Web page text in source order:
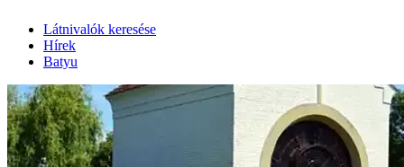
Látnivalók keresése
Hírek
Batyu